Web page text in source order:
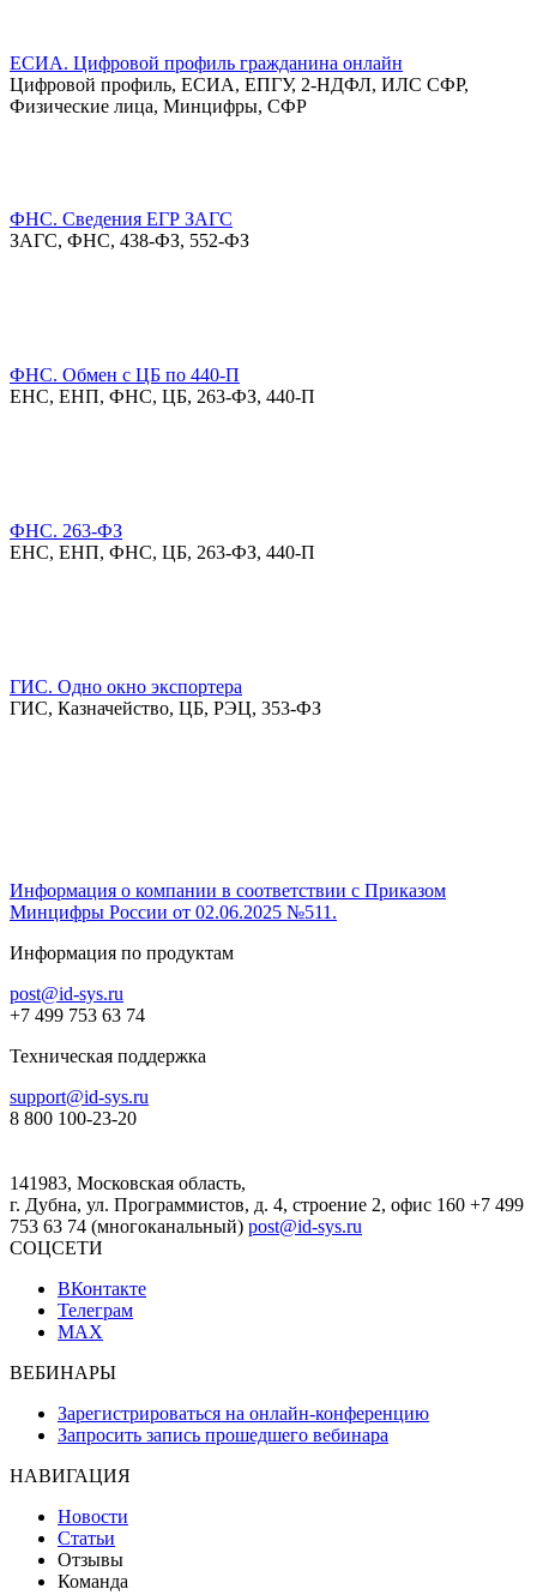
ЕСИА. Цифровой профиль гражданина онлайн
Цифровой профиль, ЕСИА, ЕПГУ, 2-НДФЛ, ИЛС СФР,
Физические лица, Минцифры, СФР
ФНС. Сведения ЕГР ЗАГС
ЗАГС, ФНС, 438-ФЗ, 552-ФЗ
ФНС. Обмен с ЦБ по 440-П
ЕНС, ЕНП, ФНС, ЦБ, 263-ФЗ, 440-П
ФНС. 263-ФЗ
ЕНС, ЕНП, ФНС, ЦБ, 263-ФЗ, 440-П
ГИС. Одно окно экспортера
ГИС, Казначейство, ЦБ, РЭЦ, 353-ФЗ
Информация о компании в соответствии с Приказом
Минцифры России от 02.06.2025 №511.
Информация по продуктам
post@id-sys.ru
+7 499 753 63 74
Техническая поддержка
support@id-sys.ru
8 800 100-23-20
141983, Московская область,
г. Дубна, ул. Программистов, д. 4, строение 2, офис 160 +7 499
753 63 74 (многоканальный) post@id-sys.ru
СОЦСЕТИ
ВКонтакте
Телеграм
MAX
ВЕБИНАРЫ
Зарегистрироваться на онлайн-конференцию
Запросить запись прошедшего вебинара
НАВИГАЦИЯ
Новости
Статьи
Отзывы
Команда